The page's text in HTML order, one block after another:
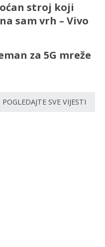
stroj koji
sam vrh – Vivo
za 5G mreže
POGLEDAJTE SVE VIJESTI